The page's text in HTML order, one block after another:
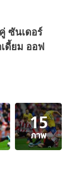
ซันเดอร์
ดี้ยม ออฟ
15
ภาพ